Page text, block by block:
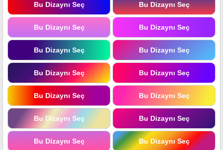
Bu Dizaynı Seç Bu Dizaynı Seç
Bu Dizaynı Seç Bu Dizaynı Seç
Bu Dizaynı Seç Bu Dizaynı Seç
Bu Dizaynı Seç Bu Dizaynı Seç
Bu Dizaynı Seç Bu Dizaynı Seç
Bu Dizaynı Seç Bu Dizaynı Seç
Bu Dizaynı Seç Bu Dizaynı Seç